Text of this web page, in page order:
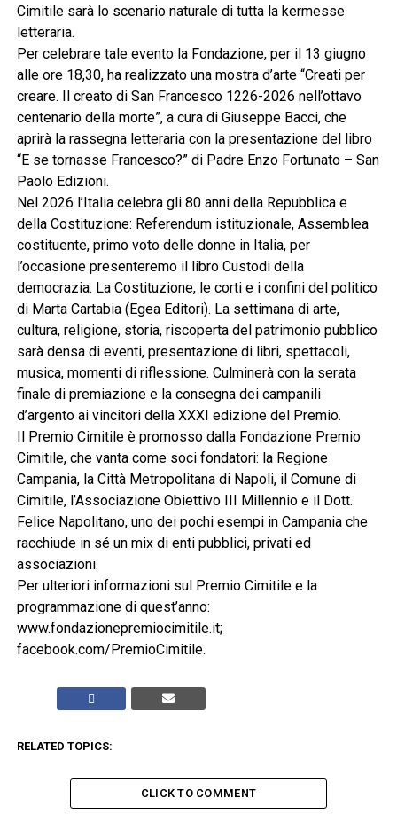
Cimitile sarà lo scenario naturale di tutta la kermesse
letteraria.
Per celebrare tale evento la Fondazione, per il 13 giugno
alle ore 18,30, ha realizzato una mostra d’arte “Creati per
creare. Il creato di San Francesco 1226-2026 nell’ottavo
centenario della morte”, a cura di Giuseppe Bacci, che
aprirà la rassegna letteraria con la presentazione del libro
“E se tornasse Francesco?” di Padre Enzo Fortunato – San
Paolo Edizioni.
Nel 2026 l’Italia celebra gli 80 anni della Repubblica e
della Costituzione: Referendum istituzionale, Assemblea
costituente, primo voto delle donne in Italia, per
l’occasione presenteremo il libro Custodi della
democrazia. La Costituzione, le corti e i confini del politico
di Marta Cartabia (Egea Editori). La settimana di arte,
cultura, religione, storia, riscoperta del patrimonio pubblico
sarà densa di eventi, presentazione di libri, spettacoli,
musica, momenti di riflessione. Culminerà con la serata
finale di premiazione e la consegna dei campanili
d’argento ai vincitori della XXXI edizione del Premio.
Il Premio Cimitile è promosso dalla Fondazione Premio
Cimitile, che vanta come soci fondatori: la Regione
Campania, la Città Metropolitana di Napoli, il Comune di
Cimitile, l’Associazione Obiettivo III Millennio e il Dott.
Felice Napolitano, uno dei pochi esempi in Campania che
racchiude in sé un mix di enti pubblici, privati ed
associazioni.
Per ulteriori informazioni sul Premio Cimitile e la
programmazione di quest’anno:
www.fondazionepremiocimitile.it;
facebook.com/PremioCimitile.
RELATED TOPICS:
CLICK TO COMMENT